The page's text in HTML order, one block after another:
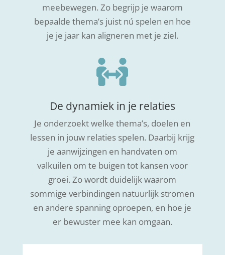
meebewegen. Zo begrijp je waarom
bepaalde thema’s juist nú spelen en hoe
je je jaar kan aligneren met je ziel.

De dynamiek in je relaties
Je onderzoekt welke thema’s, doelen en
lessen in jouw relaties spelen. Daarbij krijg
je aanwijzingen en handvaten om
valkuilen om te buigen tot kansen voor
groei. Zo wordt duidelijk waarom
sommige verbindingen natuurlijk stromen
en andere spanning oproepen, en hoe je
er bewuster mee kan omgaan.